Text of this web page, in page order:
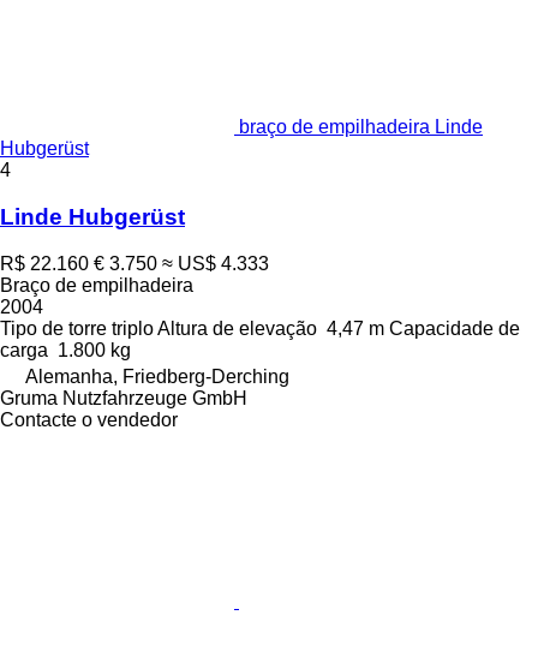
braço de empilhadeira Linde
Hubgerüst
4
Linde Hubgerüst
R$ 22.160 € 3.750 ≈ US$ 4.333
Braço de empilhadeira
2004
Tipo de torre triploAltura de elevação 4,47 m Capacidade de
carga 1.800 kg
Alemanha, Friedberg-Derching
Gruma Nutzfahrzeuge GmbH
Contacte o vendedor